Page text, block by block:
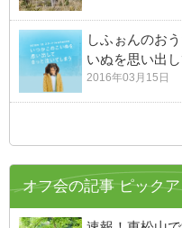
しふぉんのお
いぬを思い出
2016年03月15日
オフ会の記事 ピック